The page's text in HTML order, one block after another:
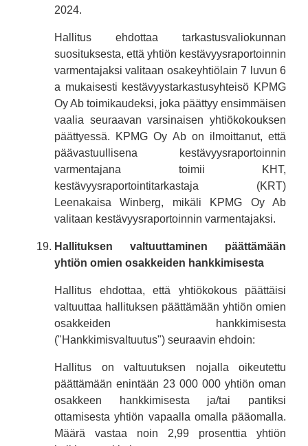
2024.
Hallitus ehdottaa tarkastusvaliokunnan
suosituksesta, että yhtiön kestävyysraportoinnin
varmentajaksi valitaan osakeyhtiölain 7 luvun 6
a mukaisesti kestävyystarkastusyhteisö KPMG
Oy Ab toimikaudeksi, joka päättyy ensimmäisen
vaalia seuraavan varsinaisen yhtiökokouksen
päättyessä. KPMG Oy Ab on ilmoittanut, että
päävastuullisena kestävyysraportoinnin
varmentajana toimii KHT,
kestävyysraportointitarkastaja (KRT)
Leenakaisa Winberg, mikäli KPMG Oy Ab
valitaan kestävyysraportoinnin varmentajaksi.
Hallituksen valtuuttaminen päättämään
yhtiön omien osakkeiden hankkimisesta
Hallitus ehdottaa, että yhtiökokous päättäisi
valtuuttaa hallituksen päättämään yhtiön omien
osakkeiden hankkimisesta
("Hankkimisvaltuutus") seuraavin ehdoin:
Hallitus on valtuutuksen nojalla oikeutettu
päättämään enintään 23 000 000 yhtiön oman
osakkeen hankkimisesta ja/tai pantiksi
ottamisesta yhtiön vapaalla omalla pääomalla.
Määrä vastaa noin 2,99 prosenttia yhtiön